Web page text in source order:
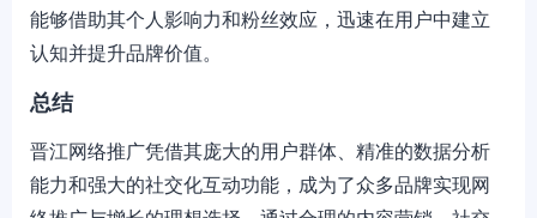
能够借助其个人影响力和粉丝效应，迅速在用户中建立
认知并提升品牌价值。
总结
晋江网络推广凭借其庞大的用户群体、精准的数据分析
能力和强大的社交化互动功能，成为了众多品牌实现网